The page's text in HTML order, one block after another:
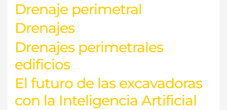
Drenaje perimetral
Drenajes
Drenajes perimetrales
edificios
El futuro de las excavadoras
con la Inteligencia Artificial